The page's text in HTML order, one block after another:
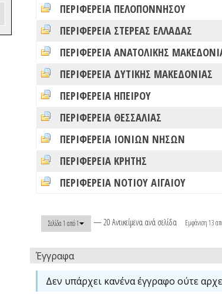
ΠΕΡΙΦΕΡΕΙΑ ΠΕΛΟΠΟΝΝΗΣΟΥ
ΠΕΡΙΦΕΡΕΙΑ ΣΤΕΡΕΑΣ ΕΛΛΑΔΑΣ
ΠΕΡΙΦΕΡΕΙΑ ΑΝΑΤΟΛΙΚΗΣ
ΠΕΡΙΦΕΡΕΙΑ ΔΥΤΙΚΗΣ ΜΑΚΕΔΟΝΙΑΣ
ΠΕΡΙΦΕΡΕΙΑ ΗΠΕΙΡΟΥ
ΠΕΡΙΦΕΡΕΙΑ ΘΕΣΣΑΛΙΑΣ
ΠΕΡΙΦΕΡΕΙΑ ΙΟΝΙΩΝ ΝΗΣΩΝ
ΠΕΡΙΦΕΡΕΙΑ ΚΡΗΤΗΣ
ΠΕΡΙΦΕΡΕΙΑ ΝΟΤΙΟΥ ΑΙΓΑΙΟΥ
Σελίδα 1 από 1 — 20 Αντικείμενα ανά σελίδα Εμφάνιση 13
Έγγραφα
Δεν υπάρχει κανένα έγγραφο ούτε